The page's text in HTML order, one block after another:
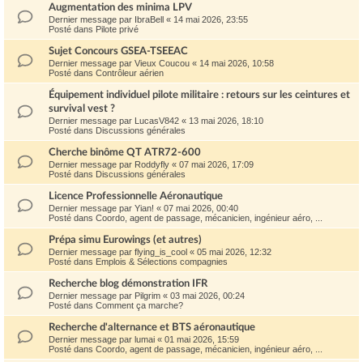
Augmentation des minima LPV
Dernier message par IbraBell « 14 mai 2026, 23:55
Posté dans Pilote privé
Sujet Concours GSEA-TSEEAC
Dernier message par Vieux Coucou « 14 mai 2026, 10:58
Posté dans Contrôleur aérien
Équipement individuel pilote militaire : retours sur les ceintures et
survival vest ?
Dernier message par LucasV842 « 13 mai 2026, 18:10
Posté dans Discussions générales
Cherche binôme QT ATR72-600
Dernier message par Roddyfly « 07 mai 2026, 17:09
Posté dans Discussions générales
Licence Professionnelle Aéronautique
Dernier message par Yian! « 07 mai 2026, 00:40
Posté dans Coordo, agent de passage, mécanicien, ingénieur aéro, ...
Prépa simu Eurowings (et autres)
Dernier message par flying_is_cool « 05 mai 2026, 12:32
Posté dans Emplois & Sélections compagnies
Recherche blog démonstration IFR
Dernier message par Pilgrim « 03 mai 2026, 00:24
Posté dans Comment ça marche?
Recherche d'alternance et BTS aéronautique
Dernier message par lumai « 01 mai 2026, 15:59
Posté dans Coordo, agent de passage, mécanicien, ingénieur aéro, ...